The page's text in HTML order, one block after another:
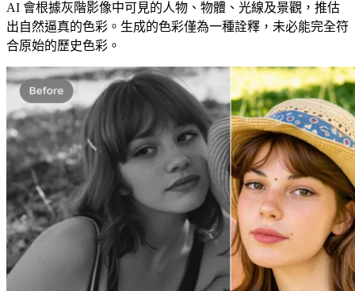
AI 會根據灰階影像中可見的人物、物體、光線及景觀，推估
出自然逼真的色彩。生成的色彩僅為一種詮釋，未必能完全符
合原始的歷史色彩。